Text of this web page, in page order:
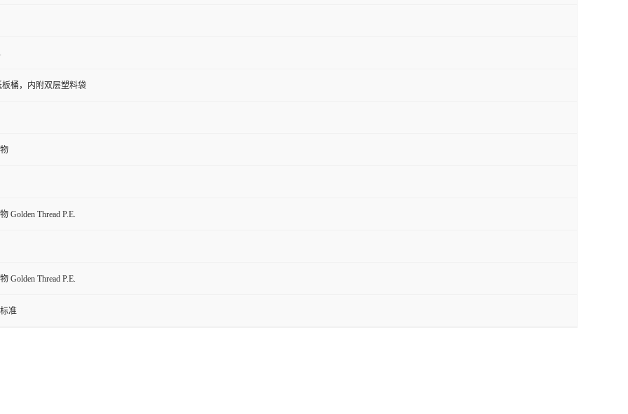
板桶，内附双层塑料袋
Golden Thread P.E.
Golden Thread P.E.
准